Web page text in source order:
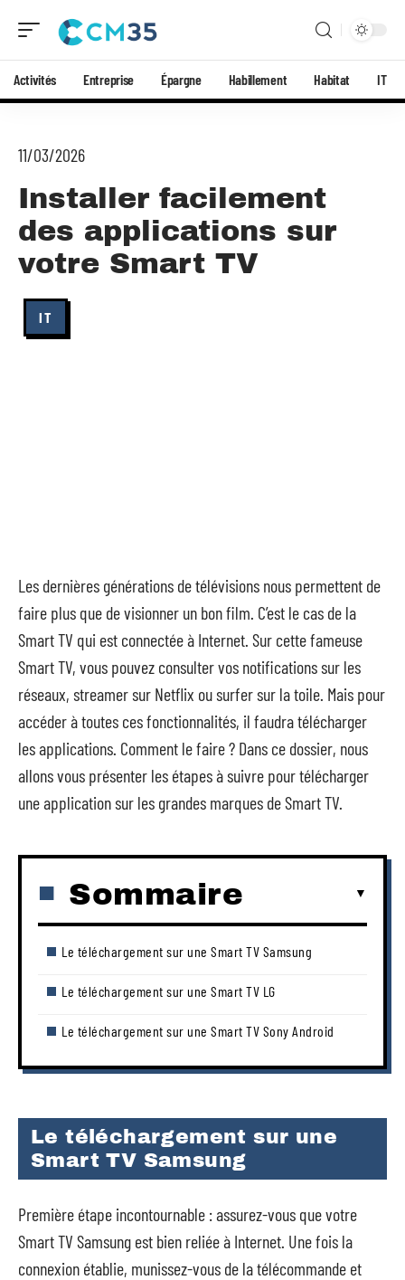
Activités Entreprise Épargne Habillement Habitat IT
11/03/2026
Installer facilement
des applications sur
votre Smart TV
IT
Les dernières générations de télévisions nous permettent de
faire plus que de visionner un bon film. C’est le cas de la
Smart TV qui est connectée à Internet. Sur cette fameuse
Smart TV, vous pouvez consulter vos notifications sur les
réseaux, streamer sur Netflix ou surfer sur la toile. Mais pour
accéder à toutes ces fonctionnalités, il faudra télécharger
les applications. Comment le faire ? Dans ce dossier, nous
allons vous présenter les étapes à suivre pour télécharger
une application sur les grandes marques de Smart TV.
Sommaire
Le téléchargement sur une Smart TV Samsung
Le téléchargement sur une Smart TV LG
Le téléchargement sur une Smart TV Sony Android
Le téléchargement sur une
Smart TV Samsung
Première étape incontournable : assurez-vous que votre
Smart TV Samsung est bien reliée à Internet. Une fois la
connexion établie, munissez-vous de la télécommande et